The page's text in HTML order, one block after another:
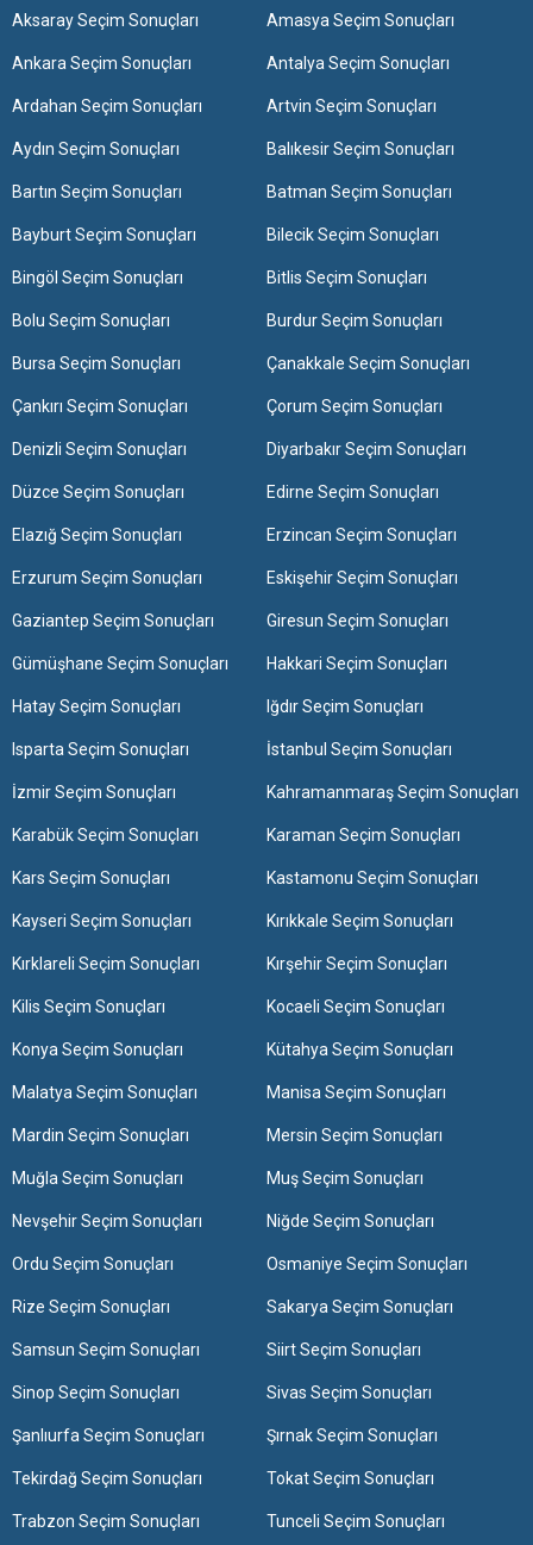
Aksaray Seçim Sonuçları Amasya Seçim Sonuçları
Ankara Seçim Sonuçları Antalya Seçim Sonuçları
Ardahan Seçim Sonuçları Artvin Seçim Sonuçları
Aydın Seçim Sonuçları Balıkesir Seçim Sonuçları
Bartın Seçim Sonuçları Batman Seçim Sonuçları
Bayburt Seçim Sonuçları Bilecik Seçim Sonuçları
Bingöl Seçim Sonuçları Bitlis Seçim Sonuçları
Bolu Seçim Sonuçları Burdur Seçim Sonuçları
Bursa Seçim Sonuçları Çanakkale Seçim Sonuçları
Çankırı Seçim Sonuçları Çorum Seçim Sonuçları
Denizli Seçim Sonuçları Diyarbakır Seçim Sonuçları
Düzce Seçim Sonuçları Edirne Seçim Sonuçları
Elazığ Seçim Sonuçları Erzincan Seçim Sonuçları
Erzurum Seçim Sonuçları Eskişehir Seçim Sonuçları
Gaziantep Seçim Sonuçları Giresun Seçim Sonuçları
Gümüşhane Seçim Sonuçları Hakkari Seçim Sonuçları
Hatay Seçim Sonuçları Iğdır Seçim Sonuçları
Isparta Seçim Sonuçları İstanbul Seçim Sonuçları
İzmir Seçim Sonuçları Kahramanmaraş Seçim Sonuçları
Karabük Seçim Sonuçları Karaman Seçim Sonuçları
Kars Seçim Sonuçları Kastamonu Seçim Sonuçları
Kayseri Seçim Sonuçları Kırıkkale Seçim Sonuçları
Kırklareli Seçim Sonuçları Kırşehir Seçim Sonuçları
Kilis Seçim Sonuçları Kocaeli Seçim Sonuçları
Konya Seçim Sonuçları Kütahya Seçim Sonuçları
Malatya Seçim Sonuçları Manisa Seçim Sonuçları
Mardin Seçim Sonuçları Mersin Seçim Sonuçları
Muğla Seçim Sonuçları Muş Seçim Sonuçları
Nevşehir Seçim Sonuçları Niğde Seçim Sonuçları
Ordu Seçim Sonuçları Osmaniye Seçim Sonuçları
Rize Seçim Sonuçları Sakarya Seçim Sonuçları
Samsun Seçim Sonuçları Siirt Seçim Sonuçları
Sinop Seçim Sonuçları Sivas Seçim Sonuçları
Şanlıurfa Seçim Sonuçları Şırnak Seçim Sonuçları
Tekirdağ Seçim Sonuçları Tokat Seçim Sonuçları
Trabzon Seçim Sonuçları Tunceli Seçim Sonuçları